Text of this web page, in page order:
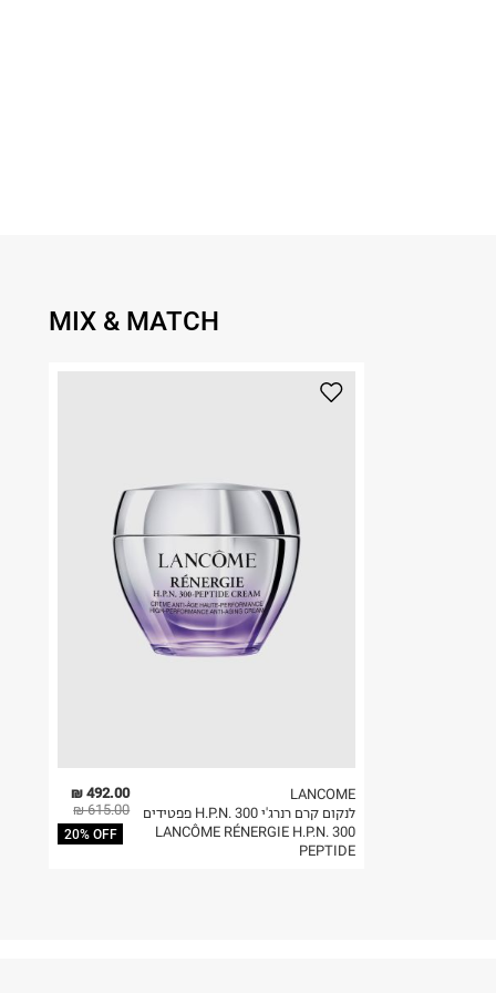
MIX & MATCH
492.00 ₪
615.00 ₪
20% OFF
LANCOME
לנקום קרם רנרג'י H.P.N. 300 פפטידים
LANCÔME RÉNERGIE H.P.N. 300
PEPTIDE